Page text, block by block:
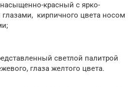
красный с ярко-
кирпичного цвета носом
светлой палитрой
глаза желтого цвета.